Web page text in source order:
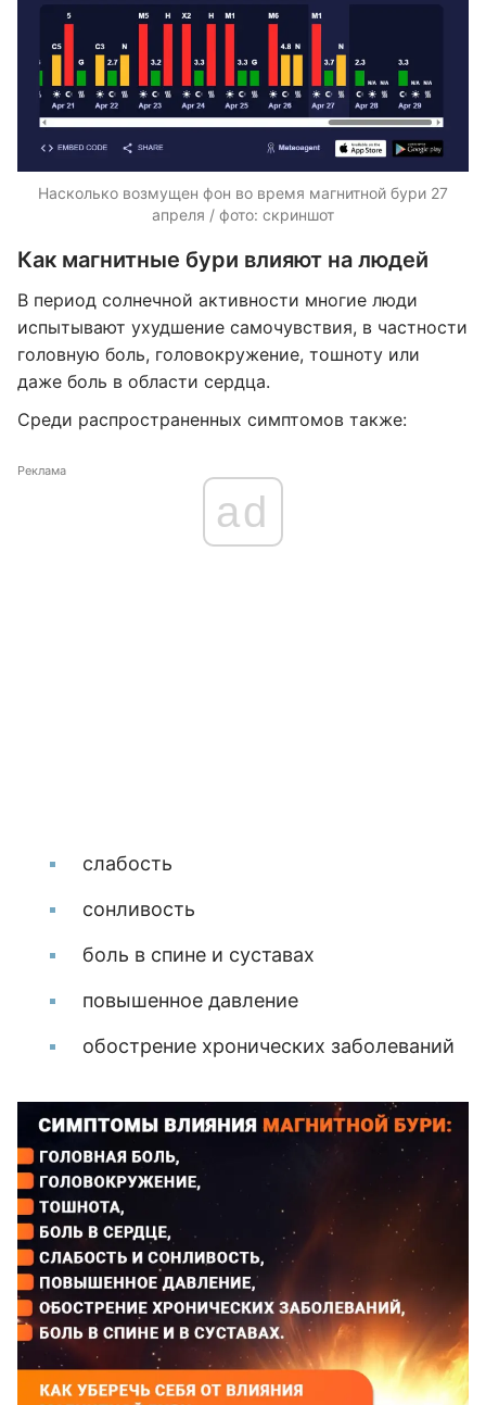
Насколько возмущен фон во время магнитной бури 27
апреля / фото: скриншот
Как магнитные бури влияют на людей
В период солнечной активности многие люди
испытывают ухудшение самочувствия, в частности
головную боль, головокружение, тошноту или
даже боль в области сердца.
Среди распространенных симптомов также:
Реклама
ad
слабость
сонливость
боль в спине и суставах
повышенное давление
обострение хронических заболеваний